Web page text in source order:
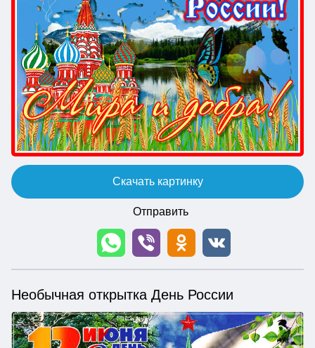
Скачать картинку
Отправить
Необычная открытка День России